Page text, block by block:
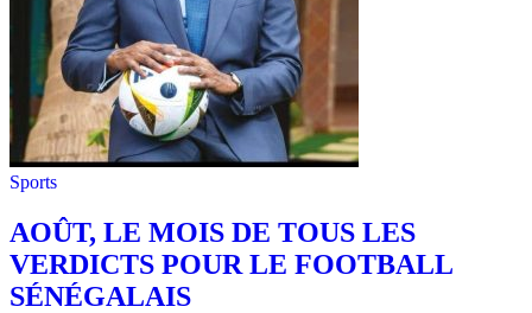
Sports
AOÛT, LE MOIS DE TOUS LES
VERDICTS POUR LE FOOTBALL
SÉNÉGALAIS